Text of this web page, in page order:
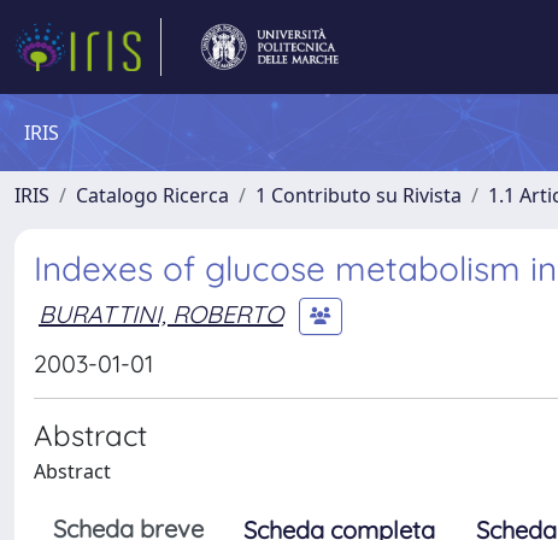
IRIS
IRIS Catalogo Ricerca 1 Contributo su Rivista 1.1
Indexes of glucose metabolism
BURATTINI, ROBERTO
2003-01-01
Abstract
Abstract
Scheda breve Scheda completa